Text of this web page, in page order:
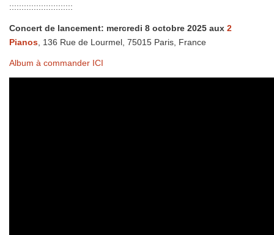
::::::::::::::::::::::::::
Concert de lancement: mercredi 8 octobre 2025 aux 2
Pianos , 136 Rue de Lourmel, 75015 Paris, France
Album à commander ICI